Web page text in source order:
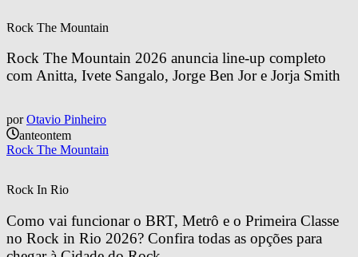
Rock The Mountain
Rock The Mountain 2026 anuncia line-up completo
com Anitta, Ivete Sangalo, Jorge Ben Jor e Jorja Smith
por Otavio Pinheiro
anteontem
Rock The Mountain
Rock In Rio
Como vai funcionar o BRT, Metrô e o Primeira Classe
no Rock in Rio 2026? Confira todas as opções para